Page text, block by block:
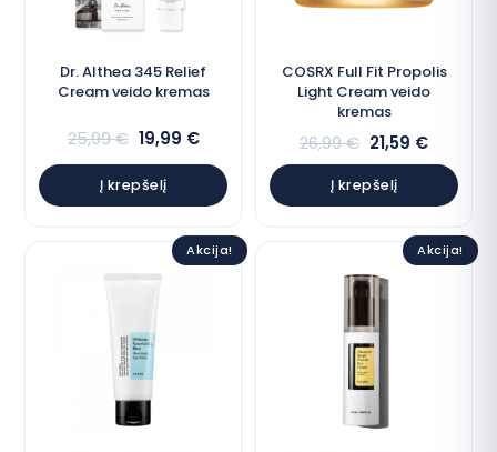
Dr. Althea 345 Relief
Cream veido kremas
25,99€ 19,99 €
Į krepšelį
COSRX Full Fit Propolis
Light Cream veido
kremas
26,99€ 21,59 €
Į krepšelį
Akcija! Akcija!